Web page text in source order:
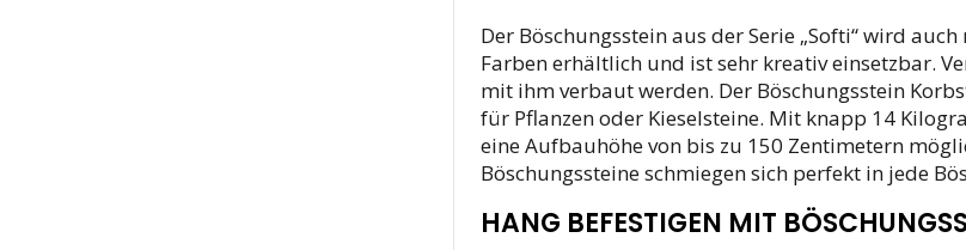
Der Böschungsstein aus der Serie „Softi“ wird
Farben erhältlich und ist sehr kreativ einsetzbar.
mit ihm verbaut werden. Der Böschungsstein
für Pflanzen oder Kieselsteine. Mit knapp 14
eine Aufbauhöhe von bis zu 150 Zentimetern
Böschungssteine schmiegen sich perfekt in jede
HANG BEFESTIGEN MIT